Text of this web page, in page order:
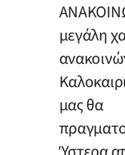
μεγάλη
μας θα